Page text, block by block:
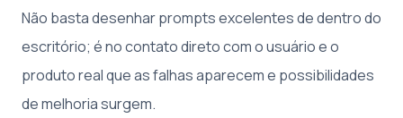
Não basta desenhar prompts excelentes de dentro do
escritório; é no contato direto com o usuário e o
produto real que as falhas aparecem e possibilidades
de melhoria surgem.